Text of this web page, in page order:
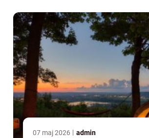
07 maj 2026 admin